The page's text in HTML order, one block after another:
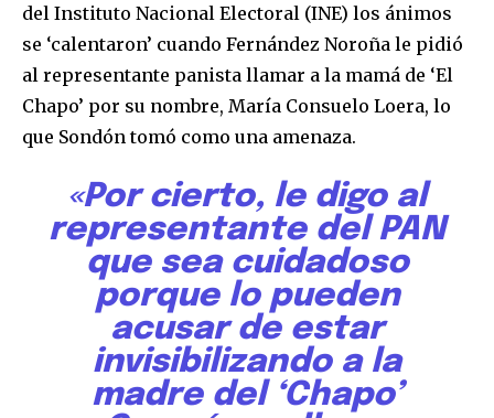
del Instituto Nacional Electoral (INE) los ánimos
se ‘calentaron’ cuando Fernández Noroña le pidió
al representante panista llamar a la mamá de ‘El
Chapo’ por su nombre, María Consuelo Loera, lo
que Sondón tomó como una amenaza.
«Por cierto, le digo al
representante del PAN
que sea cuidadoso
porque lo pueden
acusar de estar
invisibilizando a la
madre del ‘Chapo’